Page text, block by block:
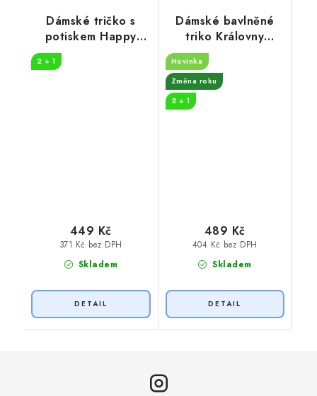
Dámské tričko s
potiskem Happy
Birthday to you
2 + 1
Skladem
371 Kč bez DPH
449 Kč
Dámské bavlněné
triko Královny
koruna
Novinka
Změna roku
2 + 1
Skladem
404 Kč bez DPH
489 Kč